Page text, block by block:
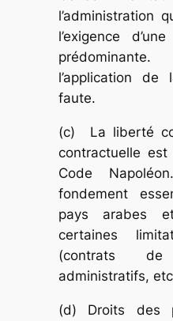
l’administration
l’exigence
l’application de
faute.
(c) La liberté
contractuelle
Code
fondement
pays arabes
certaines
(contrats
administratifs,
(d) Droits des